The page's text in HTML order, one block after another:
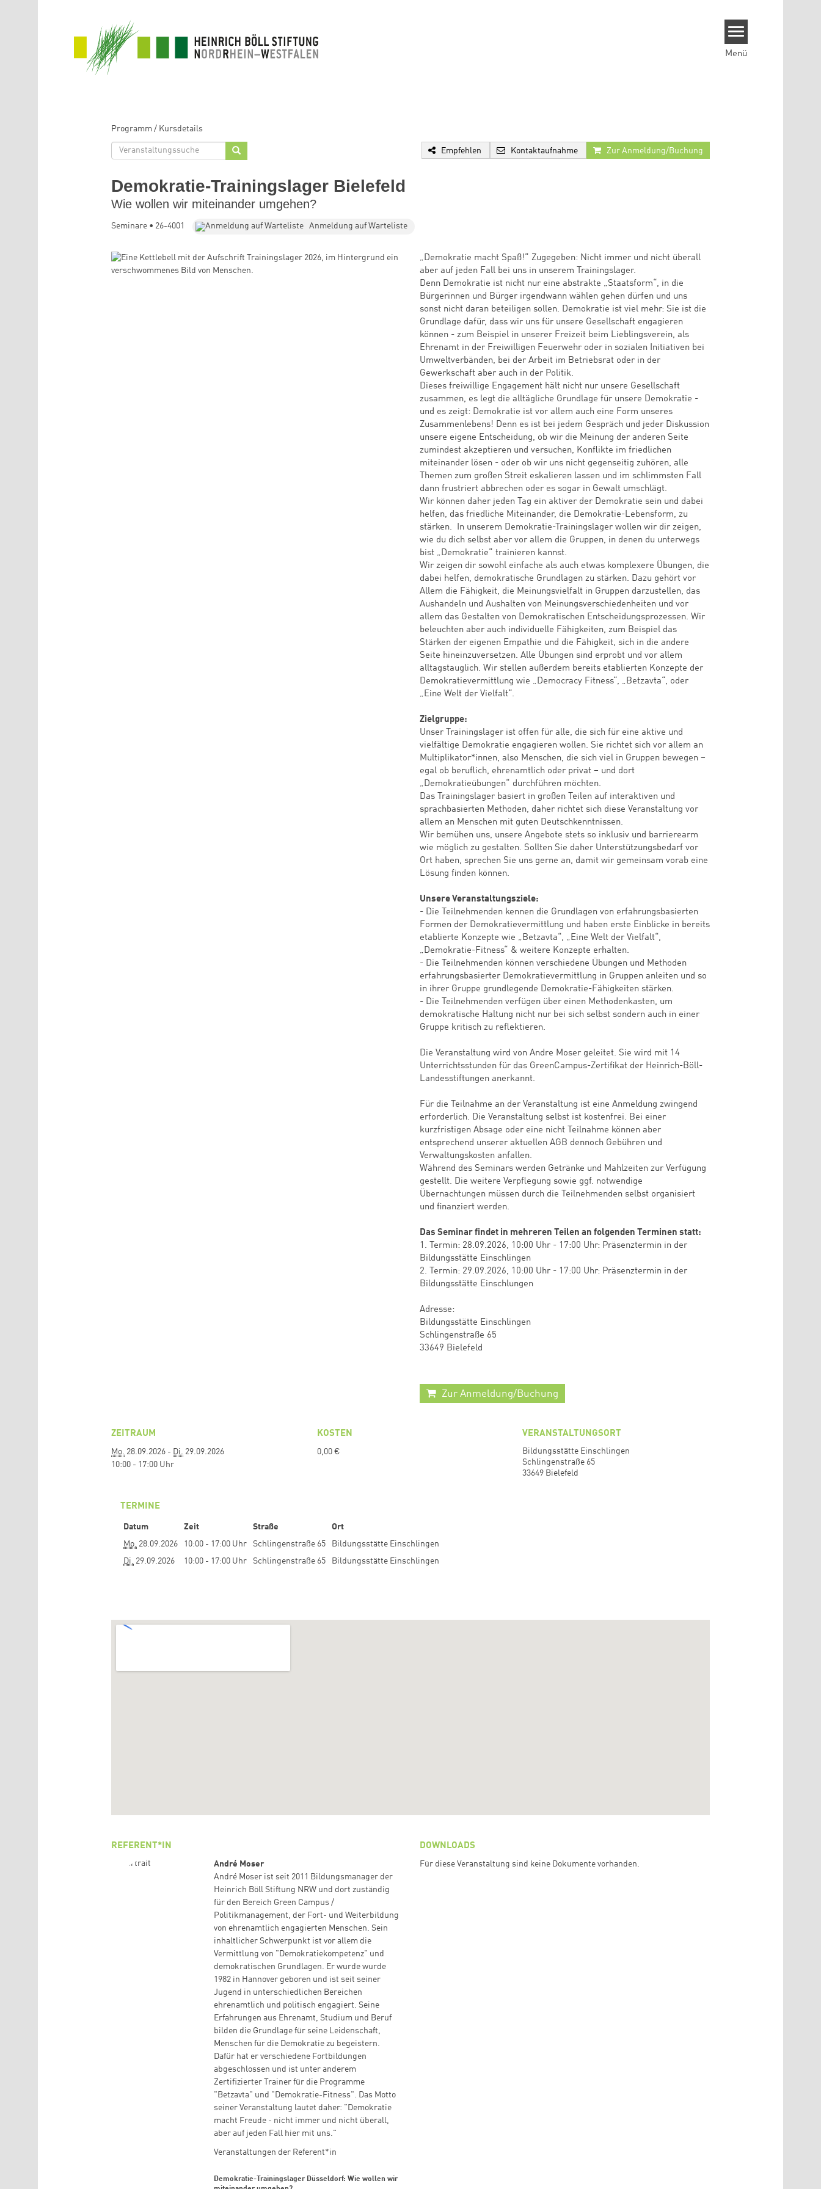
Menü
Programm / Kursdetails
Empfehlen Kontaktaufnahme Zur Anmeldung/Buchung
Demokratie-Trainingslager Bielefeld
Wie wollen wir miteinander umgehen?
Seminare • 26-4001 Anmeldung auf Warteliste
„Demokratie macht Spaß!“ Zugegeben: Nicht immer und nicht überall
aber auf jeden Fall bei uns in unserem Trainingslager.
Denn Demokratie ist nicht nur eine abstrakte „Staatsform“, in die
Bürgerinnen und Bürger irgendwann wählen gehen dürfen und uns
sonst nicht daran beteiligen sollen. Demokratie ist viel mehr: Sie ist die
Grundlage dafür, dass wir uns für unsere Gesellschaft engagieren
können - zum Beispiel in unserer Freizeit beim Lieblingsverein, als
Ehrenamt in der Freiwilligen Feuerwehr oder in sozialen Initiativen bei
Umweltverbänden, bei der Arbeit im Betriebsrat oder in der
Gewerkschaft aber auch in der Politik.
Dieses freiwillige Engagement hält nicht nur unsere Gesellschaft
zusammen, es legt die alltägliche Grundlage für unsere Demokratie -
und es zeigt: Demokratie ist vor allem auch eine Form unseres
Zusammenlebens! Denn es ist bei jedem Gespräch und jeder Diskussion
unsere eigene Entscheidung, ob wir die Meinung der anderen Seite
zumindest akzeptieren und versuchen, Konflikte im friedlichen
miteinander lösen - oder ob wir uns nicht gegenseitig zuhören, alle
Themen zum großen Streit eskalieren lassen und im schlimmsten Fall
dann frustriert abbrechen oder es sogar in Gewalt umschlägt.
Wir können daher jeden Tag ein aktiver der Demokratie sein und dabei
helfen, das friedliche Miteinander, die Demokratie-Lebensform, zu
stärken. In unserem Demokratie-Trainingslager wollen wir dir zeigen,
wie du dich selbst aber vor allem die Gruppen, in denen du unterwegs
bist „Demokratie“ trainieren kannst.
Wir zeigen dir sowohl einfache als auch etwas komplexere Übungen, die
dabei helfen, demokratische Grundlagen zu stärken. Dazu gehört vor
Allem die Fähigkeit, die Meinungsvielfalt in Gruppen darzustellen, das
Aushandeln und Aushalten von Meinungsverschiedenheiten und vor
allem das Gestalten von Demokratischen Entscheidungsprozessen. Wir
beleuchten aber auch individuelle Fähigkeiten, zum Beispiel das
Stärken der eigenen Empathie und die Fähigkeit, sich in die andere
Seite hineinzuversetzen. Alle Übungen sind erprobt und vor allem
alltagstauglich. Wir stellen außerdem bereits etablierten Konzepte der
Demokratievermittlung wie „Democracy Fitness“, „Betzavta“, oder
„Eine Welt der Vielfalt“.
Zielgruppe:
Unser Trainingslager ist offen für alle, die sich für eine aktive und
vielfältige Demokratie engagieren wollen. Sie richtet sich vor allem an
Multiplikator*innen, also Menschen, die sich viel in Gruppen bewegen –
egal ob beruflich, ehrenamtlich oder privat – und dort
„Demokratieübungen“ durchführen möchten.
Das Trainingslager basiert in großen Teilen auf interaktiven und
sprachbasierten Methoden, daher richtet sich diese Veranstaltung vor
allem an Menschen mit guten Deutschkenntnissen.
Wir bemühen uns, unsere Angebote stets so inklusiv und barrierearm
wie möglich zu gestalten. Sollten Sie daher Unterstützungsbedarf vor
Ort haben, sprechen Sie uns gerne an, damit wir gemeinsam vorab eine
Lösung finden können.
Unsere Veranstaltungsziele:
- Die Teilnehmenden kennen die Grundlagen von erfahrungsbasierten
Formen der Demokratievermittlung und haben erste Einblicke in bereits
etablierte Konzepte wie „Betzavta“, „Eine Welt der Vielfalt“,
„Demokratie-Fitness“ & weitere Konzepte erhalten.
- Die Teilnehmenden können verschiedene Übungen und Methoden
erfahrungsbasierter Demokratievermittlung in Gruppen anleiten und so
in ihrer Gruppe grundlegende Demokratie-Fähigkeiten stärken.
- Die Teilnehmenden verfügen über einen Methodenkasten, um
demokratische Haltung nicht nur bei sich selbst sondern auch in einer
Gruppe kritisch zu reflektieren.
Die Veranstaltung wird von Andre Moser geleitet. Sie wird mit 14
Unterrichtsstunden für das GreenCampus-Zertifikat der Heinrich-Böll-
Landesstiftungen anerkannt.
Für die Teilnahme an der Veranstaltung ist eine Anmeldung zwingend
erforderlich. Die Veranstaltung selbst ist kostenfrei. Bei einer
kurzfristigen Absage oder eine nicht Teilnahme können aber
entsprechend unserer aktuellen AGB dennoch Gebühren und
Verwaltungskosten anfallen.
Während des Seminars werden Getränke und Mahlzeiten zur Verfügung
gestellt. Die weitere Verpflegung sowie ggf. notwendige
Übernachtungen müssen durch die Teilnehmenden selbst organisiert
und finanziert werden.
Das Seminar findet in mehreren Teilen an folgenden Terminen statt:
1. Termin: 28.09.2026, 10:00 Uhr - 17:00 Uhr: Präsenztermin in der
Bildungsstätte Einschlingen
2. Termin: 29.09.2026, 10:00 Uhr - 17:00 Uhr: Präsenztermin in der
Bildungsstätte Einschlungen
Adresse:
Bildungsstätte Einschlingen
Schlingenstraße 65
33649 Bielefeld
Zur Anmeldung/Buchung
ZEITRAUM
Mo. 28.09.2026 - Di. 29.09.2026
10:00 - 17:00 Uhr
KOSTEN
0,00 €
VERANSTALTUNGSORT
Bildungsstätte Einschlingen
Schlingenstraße 65
33649 Bielefeld
TERMINE
Datum Zeit Straße
Ort
Mo. 28.09.2026 10:00 - 17:00 Uhr Schlingenstraße 65
Bildungsstätte Einschlingen
Di. 29.09.2026 10:00 - 17:00 Uhr Schlingenstraße 65 Bildungsstätte Einschlingen
REFERENT*IN
André Moser
André Moser ist seit 2011 Bildungsmanager der
Heinrich Böll Stiftung NRW und dort zuständig
für den Bereich Green Campus /
Politikmanagement, der Fort- und Weiterbildung
von ehrenamtlich engagierten Menschen. Sein
inhaltlicher Schwerpunkt ist vor allem die
Vermittlung von "Demokratiekompetenz" und
demokratischen Grundlagen. Er wurde wurde
1982 in Hannover geboren und ist seit seiner
Jugend in unterschiedlichen Bereichen
ehrenamtlich und politisch engagiert. Seine
Erfahrungen aus Ehrenamt, Studium und Beruf
bilden die Grundlage für seine Leidenschaft,
Menschen für die Demokratie zu begeistern.
Dafür hat er verschiedene Fortbildungen
abgeschlossen und ist unter anderem
Zertifizierter Trainer für die Programme
"Betzavta" und "Demokratie-Fitness". Das Motto
seiner Veranstaltung lautet daher: "Demokratie
macht Freude - nicht immer und nicht überall,
aber auf jeden Fall hier mit uns."
Veranstaltungen der Referent*in
Demokratie-Trainingslager Düsseldorf: Wie wollen wir
DOWNLOADS
Für diese Veranstaltung sind keine Dokumente vorhanden.